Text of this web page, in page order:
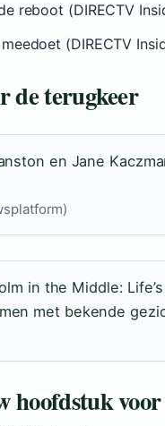
reboot (DIRECTV
(DIRECTV
de terugkeer
en Jane
in the Middle:
met bekende
hoofdstuk